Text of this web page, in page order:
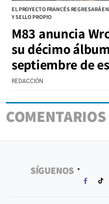
EL PROYECTO FRANCÉS REGRESARÁ
Y SELLO PROPIO
M83 anuncia
su décimo
septiembre de
REDACCIÓN
COMENTARIOS
SÍGUENOS